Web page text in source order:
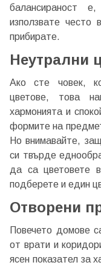
балансираност
използвате често
прибирате.
Неутрални
Ако сте човек,
цветове, това
хармонията и
формите на
Но внимавайте,
си твърде
да са цветовете
подберете и един
Отворени
Повечето домове
от врати и
ясен показател за